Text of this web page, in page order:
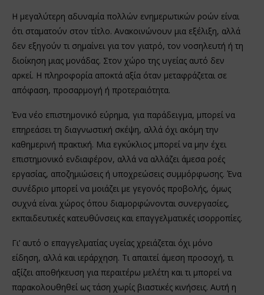
Η μεγαλύτερη αδυναμία πολλών ενημερωτικών ροών είναι
ότι σταματούν στον τίτλο. Ανακοινώνουν μια εξέλιξη, αλλά
δεν εξηγούν τι σημαίνει για τον γιατρό, τον νοσηλευτή ή τη
διοίκηση μιας μονάδας. Στον χώρο της υγείας αυτό δεν
αρκεί. Η πληροφορία αποκτά αξία όταν μεταφράζεται σε
απόφαση, προσαρμογή ή προτεραιότητα.
Ένα νέο επιστημονικό εύρημα, για παράδειγμα, μπορεί να
επηρεάσει τη διαγνωστική σκέψη, αλλά όχι ακόμη την
καθημερινή πρακτική. Μια εγκύκλιος μπορεί να μην έχει
επιστημονικό ενδιαφέρον, αλλά να αλλάζει άμεσα ροές
εργασίας, αποζημιώσεις ή υποχρεώσεις συμμόρφωσης. Ένα
συνέδριο μπορεί να μοιάζει με γεγονός προβολής, όμως
συχνά είναι χώρος όπου διαμορφώνονται συνεργασίες,
εκπαιδευτικές κατευθύνσεις και επαγγελματικές ισορροπίες.
Γι’ αυτό ο επαγγελματίας υγείας χρειάζεται όχι μόνο
είδηση, αλλά και ιεράρχηση. Τι απαιτεί άμεση προσοχή, τι
αξίζει αποθήκευση για περαιτέρω μελέτη και τι μπορεί να
παρακολουθηθεί ως τάση χωρίς βιαστικές κινήσεις. Αυτή η